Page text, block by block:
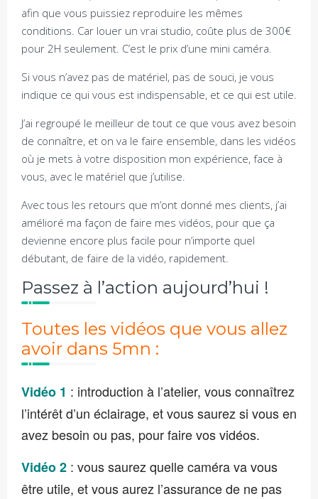
afin que vous puissiez reproduire les mêmes
conditions. Car louer un vrai studio, coûte plus de 300€
pour 2H seulement. C’est le prix d’une mini caméra.
Si vous n’avez pas de matériel, pas de souci, je vous
indique ce qui vous est indispensable, et ce qui est utile.
J’ai regroupé le meilleur de tout ce que vous avez besoin
de connaître, et on va le faire ensemble, dans les vidéos
où je mets à votre disposition mon expérience, face à
vous, avec le matériel que j’utilise.
Avec tous les retours que m’ont donné mes clients, j’ai
amélioré ma façon de faire mes vidéos, pour que ça
devienne encore plus facile pour n’importe quel
débutant, de faire de la vidéo, rapidement.
Passez à l’action aujourd’hui !
Toutes les vidéos que vous allez
avoir dans 5mn :
Vidéo 1 : introduction à l’atelier, vous connaîtrez
l’intérêt d’un éclairage, et vous saurez si vous en
avez besoin ou pas, pour faire vos vidéos.
Vidéo 2 : vous saurez quelle caméra va vous
être utile, et vous aurez l’assurance de ne pas